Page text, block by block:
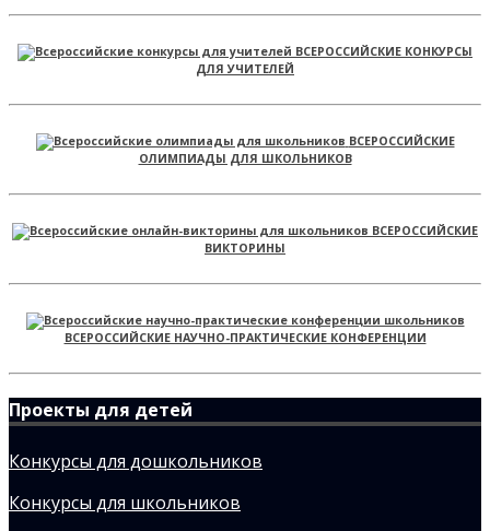
ВСЕРОССИЙСКИЕ КОНКУРСЫ
ДЛЯ УЧИТЕЛЕЙ
ВСЕРОССИЙСКИЕ
ОЛИМПИАДЫ ДЛЯ ШКОЛЬНИКОВ
ВСЕРОССИЙСКИЕ
ВИКТОРИНЫ
ВСЕРОССИЙСКИЕ НАУЧНО-ПРАКТИЧЕСКИЕ КОНФЕРЕНЦИИ
Проекты для детей
Конкурсы для дошкольников
Конкурсы для школьников